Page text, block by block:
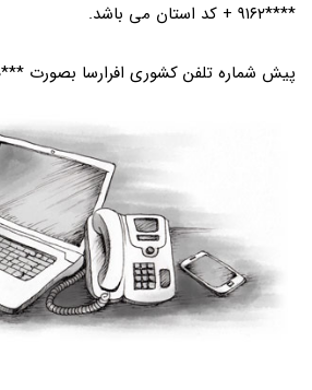
****۹۱۶۲ + کد استان می باشد.
پیش شماره تلفن کشوری افرارسا بصورت ***۰۹۴۳۰۲۰۰ می باشد.